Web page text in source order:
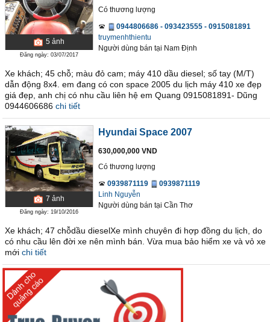
5 ảnh
Đăng ngày: 03/07/2017
Có thương lượng
0944806686 - 093423555 - 0915081891
truymenhthientu
Người dùng bán tại Nam Ðịnh
Xe khách; 45 chỗ; màu đỏ cam; máy 410 dầu diesel; số tay (M/T)
dẫn động 8x4. em đang có con space 2005 du lịch máy 410 xe đẹp
giá đẹp, anh chị có nhu cầu liên hệ em Quang 0915081891- Dũng
0944606686 chi tiết
7 ảnh
Đăng ngày: 19/10/2016
Hyundai Space 2007
630,000,000 VND
Có thương lượng
0939871119
0939871119
Linh Nguyễn
Người dùng bán tại Cần Thơ
Xe khách; 47 chỗdầu dieselXe mình chuyên đi hợp đồng du lịch, do
có nhu cầu lên đời xe nên mình bán. Vừa mua bảo hiểm xe và vỏ xe
mới chi tiết